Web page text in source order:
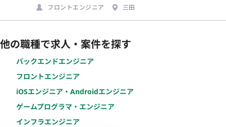
フロントエンジニア
三田
他の職種で求人・案件を探す
バックエンドエンジニア
フロントエンジニア
iOSエンジニア・Androidエンジニア
ゲームプログラマ・エンジニア
インフラエンジニア